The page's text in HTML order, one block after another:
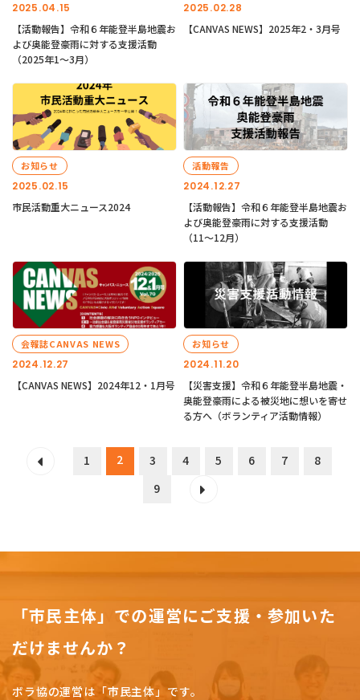
2025.04.15
【活動報告】令和６年能登半島地震お
よび奥能登豪雨に対する支援活動
（2025年1〜3月）
2025.02.28
【CANVAS NEWS】2025年2・3月号
2025.02.15
お知らせ
市民活動重大ニュース2024
2024.12.27
活動報告
【活動報告】令和６年能登半島地震お
よび奥能登豪雨に対する支援活動
（11〜12月）
2024.12.27
会報誌CANVAS NEWS
【CANVAS NEWS】2024年12・1月号
2024.11.20
お知らせ
【災害支援】令和６年能登半島地震・
奥能登豪雨による被災地に想いを寄せ
る方へ（ボランティア活動情報）
1 2 3 4 5 6 7
8
9
「市民主体」での運営にご支援・参加いた
だけませんか？
ボラ協の運営は「市民主体」です。